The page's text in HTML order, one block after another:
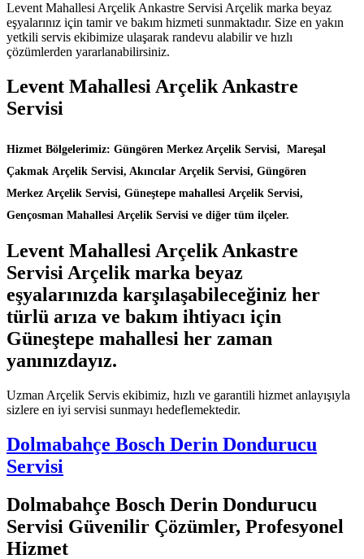
Levent Mahallesi Arçelik Ankastre Servisi Arçelik marka beyaz
eşyalarınız için tamir ve bakım hizmeti sunmaktadır. Size en yakın
yetkili servis ekibimize ulaşarak randevu alabilir ve hızlı
çözümlerden yararlanabilirsiniz.
Levent Mahallesi Arçelik Ankastre
Servisi
Hizmet Bölgelerimiz: Güngören Merkez Arçelik Servisi, Mareşal
Çakmak Arçelik Servisi, Akıncılar Arçelik Servisi, Güngören
Merkez Arçelik Servisi, Güneştepe mahallesi Arçelik Servisi,
Gençosman Mahallesi Arçelik Servisi ve diğer tüm ilçeler.
Levent Mahallesi Arçelik Ankastre
Servisi Arçelik marka beyaz
eşyalarınızda karşılaşabileceğiniz her
türlü arıza ve bakım ihtiyacı için
Güneştepe mahallesi her zaman
yanınızdayız.
Uzman Arçelik Servis ekibimiz, hızlı ve garantili hizmet anlayışıyla
sizlere en iyi servisi sunmayı hedeflemektedir.
Dolmabahçe Bosch Derin Dondurucu
Servisi
Dolmabahçe Bosch Derin Dondurucu
Servisi Güvenilir Çözümler, Profesyonel
Hizmet